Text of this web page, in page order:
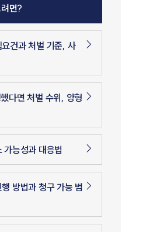
면?
건과 처벌 기준, 사
다면 처벌 수위, 양형
가능성과 대응법
방법과 청구 가능 범